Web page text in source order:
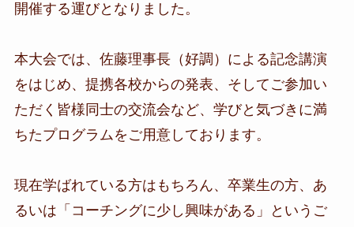
開催する運びとなりました。
​本大会では、佐藤理事長（好調）による記念講演
をはじめ、提携各校からの発表、そしてご参加い
ただく皆様同士の交流会など、学びと気づきに満
ちたプログラムをご用意しております。
​現在学ばれている方はもちろん、卒業生の方、あ
るいは「コーチングに少し興味がある」というご